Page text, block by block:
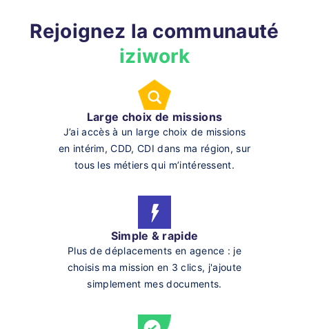
Rejoignez la communauté
iziwork
Large choix de missions
J’ai accès à un large choix de missions
en intérim, CDD, CDI dans ma région, sur
tous les métiers qui m’intéressent.
Simple & rapide
Plus de déplacements en agence : je
choisis ma mission en 3 clics, j'ajoute
simplement mes documents.